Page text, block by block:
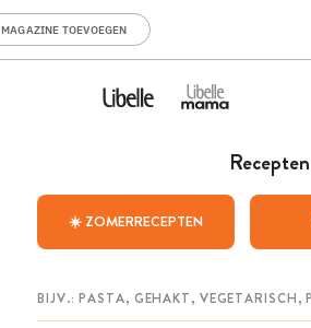
MAGAZINE TOEVOEGEN
Recepten
☀️ ZOMERRECEPTEN